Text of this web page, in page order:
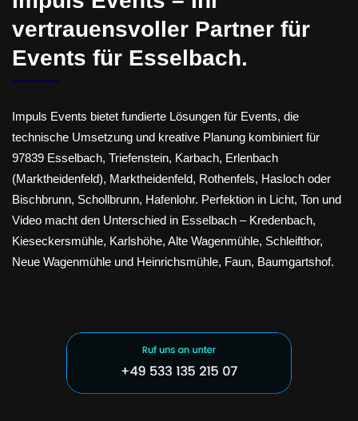
vertrauensvoller Partner für
Events für Esselbach.
Impuls Events bietet fundierte Lösungen für Events, die
technische Umsetzung und kreative Planung kombiniert für
97839 Esselbach, Triefenstein, Karbach, Erlenbach
(Marktheidenfeld), Marktheidenfeld, Rothenfels, Hasloch oder
Bischbrunn, Schollbrunn, Hafenlohr. Perfektion in Licht, Ton und
Video macht den Unterschied in Esselbach – Kredenbach,
Kieseckersmühle, Karlshöhe, Alte Wagenmühle, Schleifthor,
Neue Wagenmühle und Heinrichsmühle, Faun, Baumgartshof.